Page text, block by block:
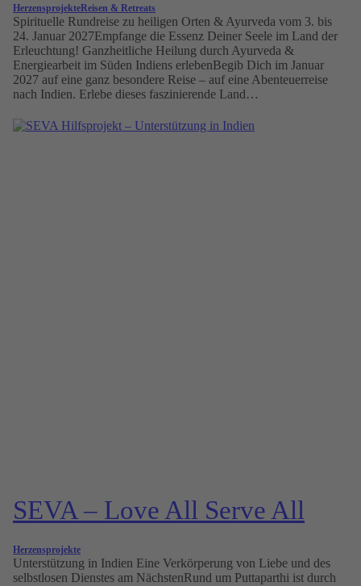
HerzensprojekteReisen & Retreats
Spirituelle Rundreise zu heiligen Orten & Ayurveda vom 3. bis
24. Januar 2027Empfange die Essenz Deiner Seele im Land der
Erleuchtung! Ganzheitliche Heilung durch Ayurveda &
Energiearbeit im Süden Indiens erlebenBegib Dich im Januar
2027 auf eine ganz besondere Reise – auf eine Abenteuerreise
nach Indien. Erlebe dieses faszinierende Land…
SEVA – Love All Serve All
Herzensprojekte
Unterstützung in Indien Eine Verkörperung von Liebe und des
selbstlosen Dienstes am NächstenRund um Puttaparthi ist durch